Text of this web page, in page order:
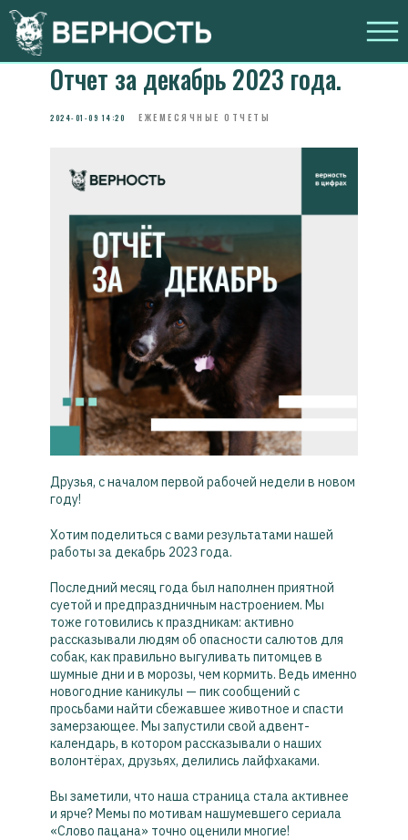
Отчет за декабрь 2023 года.
2024-01-09 14:20 ЕЖЕМЕСЯЧНЫЕ ОТЧЕТЫ
Друзья, с началом первой рабочей недели в новом
году!
Хотим поделиться с вами результатами нашей
работы за декабрь 2023 года.
Последний месяц года был наполнен приятной
суетой и предпраздничным настроением. Мы
тоже готовились к праздникам: активно
рассказывали людям об опасности салютов для
собак, как правильно выгуливать питомцев в
шумные дни и в морозы, чем кормить. Ведь именно
новогодние каникулы — пик сообщений с
просьбами найти сбежавшее животное и спасти
замерзающее. Мы запустили свой адвент-
календарь, в котором рассказывали о наших
волонтёрах, друзьях, делились лайфхаками.
Вы заметили, что наша страница стала активнее
и ярче? Мемы по мотивам нашумевшего сериала
«Слово пацана» точно оценили многие!